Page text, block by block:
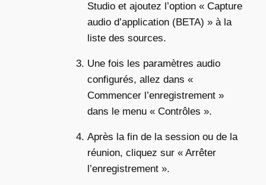
Studio et ajoutez l’option « Capture
audio d’application (BETA) » à la
liste des sources.
Une fois les paramètres audio
configurés, allez dans «
Commencer l’enregistrement »
dans le menu « Contrôles ».
Après la fin de la session ou de la
réunion, cliquez sur « Arrêter
l’enregistrement ».